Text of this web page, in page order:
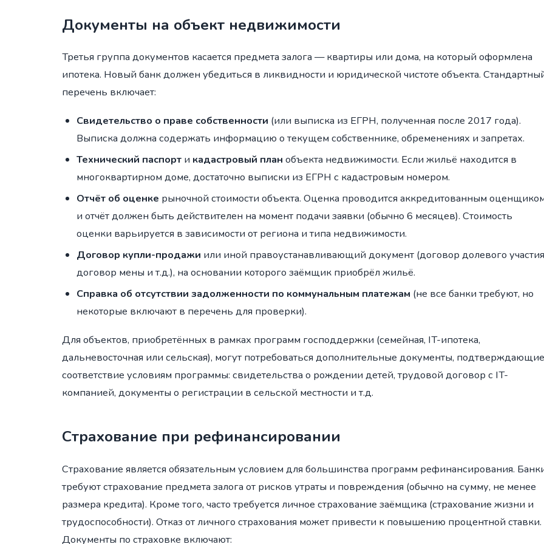
Документы на объект недвижимости
Третья группа документов касается предмета залога — квартиры или дома, на который оформлена
ипотека. Новый банк должен убедиться в ликвидности и юридической чистоте объекта.
перечень включает:
Свидетельство о праве собственности (или выписка из ЕГРН, полученная после 2017 года).
Выписка должна содержать информацию о текущем собственнике, обременениях и запретах.
Технический паспорт и кадастровый план объекта недвижимости. Если жильё находится в
многоквартирном доме, достаточно выписки из ЕГРН с кадастровым номером.
Отчёт об оценке рыночной стоимости объекта. Оценка проводится аккредитованным
и отчёт должен быть действителен на момент подачи заявки (обычно 6 месяцев). Стоимость
оценки варьируется в зависимости от региона и типа недвижимости.
Договор купли-продажи или иной правоустанавливающий документ (договор долевого
договор мены и т.д.), на основании которого заёмщик приобрёл жильё.
Справка об отсутствии задолженности по коммунальным платежам (не все банки требуют, но
некоторые включают в перечень для проверки).
Для объектов, приобретённых в рамках программ господдержки (семейная, IT-ипотека,
дальневосточная или сельская), могут потребоваться дополнительные документы, подтверждающие
соответствие условиям программы: свидетельства о рождении детей, трудовой договор с IT-
компанией, документы о регистрации в сельской местности и т.д.
Страхование при рефинансировании
Страхование является обязательным условием для большинства программ рефинансирования.
требуют страхование предмета залога от рисков утраты и повреждения (обычно на сумму, не менее
размера кредита). Кроме того, часто требуется личное страхование заёмщика (страхование жизни и
трудоспособности). Отказ от личного страхования может привести к повышению процентной ставки.
Документы по страховке включают: